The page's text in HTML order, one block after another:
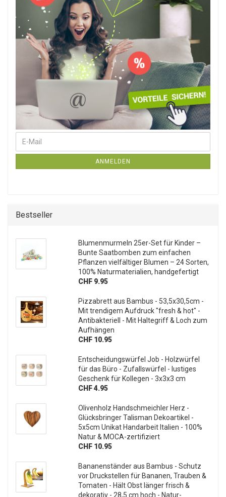
ANMELDEN
Bestseller
Blumenmurmeln 25er-Set für Kinder –
Bunte Saatbomben zum einfachen
Pflanzen vielfältiger Blumen – 24 Sorten,
100% Naturmaterialien, handgefertigt
CHF 9.95
Pizzabrett aus Bambus - 53,5x30,5cm -
Mit trendigem Aufdruck "fresh & hot" -
Antibakteriell - Mit Haltegriff & Loch zum
Aufhängen
CHF 10.95
Entscheidungswürfel Job - Holzwürfel
für das Büro - Zufallswürfel - lustiges
Geschenk für Kollegen - 3x3x3 cm
CHF 4.95
Olivenholz Handschmeichler Herz -
Glücksbringer Talisman Dekoartikel -
5x5cm Unikat Handarbeit Italien - 100%
Natur & MOCA-zertifiziert
CHF 10.95
Bananenständer aus Bambus - Schutz
vor Druckstellen für Bananen, Trauben &
Tomaten - Hält Obst länger frisch &
dekorativ - 28,5 cm hoch - Natur-